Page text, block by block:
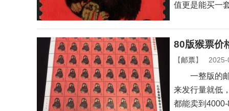
值更是能买一
80版猴票价
【邮票】
一整版的邮
来发行量就低
都能卖到